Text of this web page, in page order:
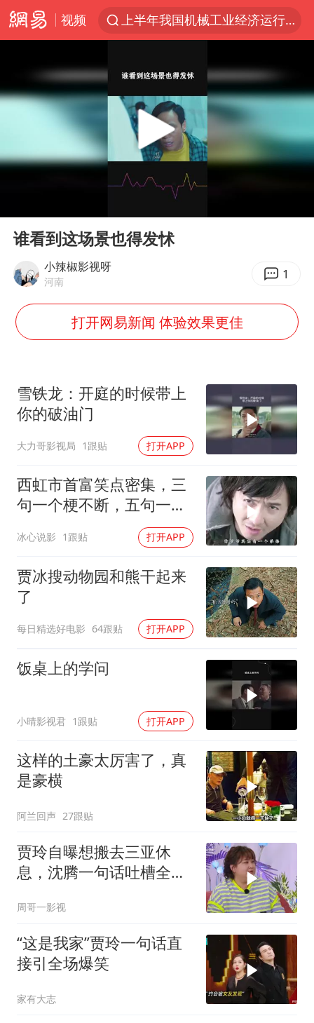
视频
上半年我国机械工业经济运行稳中有进
汪峰阻止14岁女儿买大牌
泰国校园枪击案死亡人数升至7人
女孩摆摊卖菌子时收到北大通知书
曝美拒绝乌增购“爱国者”导弹请求
改名后的“青海拉面”店
女孩南太行山失联超11天 直击搜寻
东方之约 相约未来
Play
谁看到这场景也得发怵
小辣椒影视呀
河南 1
打开网易新闻 体验效果更佳
雪铁龙：开庭的时候带上
你的破油门
大力哥影视局 1跟贴 打开APP
西虹市首富笑点密集，三
句一个梗不断，五句一个
冰心说影 1跟贴 打开APP
贾冰搜动物园和熊干起来
了
每日精选好电影 64跟贴 打开APP
饭桌上的学问
小晴影视君 1跟贴 打开APP
这样的土豪太厉害了，真
是豪横
阿兰回声 27跟贴
贾玲自曝想搬去三亚休
息，沈腾一句话吐槽全场
周哥一影视
“这是我家”贾玲一句话直
接引全场爆笑
家有大志